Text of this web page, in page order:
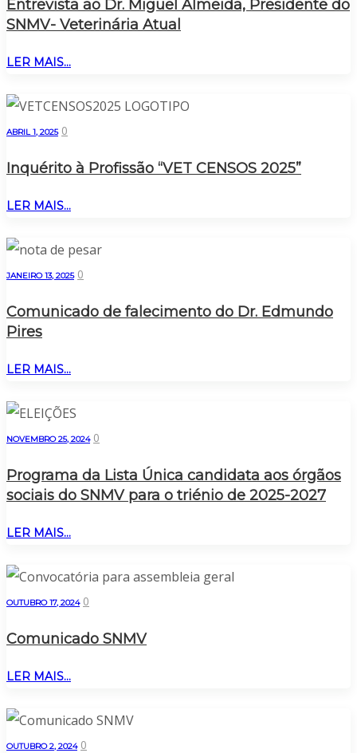
Entrevista ao Dr. Miguel Almeida, Presidente do
SNMV- Veterinária Atual
LER MAIS...
ABRIL 1, 2025 0
Inquérito à Profissão “VET CENSOS 2025”
LER MAIS...
JANEIRO 13, 2025 0
Comunicado de falecimento do Dr. Edmundo
Pires
LER MAIS...
NOVEMBRO 25, 2024 0
Programa da Lista Única candidata aos órgãos
sociais do SNMV para o triénio de 2025-2027
LER MAIS...
OUTUBRO 17, 2024 0
Comunicado SNMV
LER MAIS...
OUTUBRO 2, 2024 0